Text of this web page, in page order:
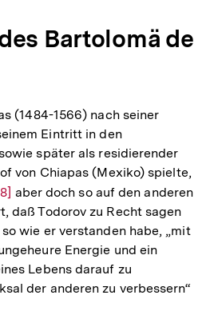
Fußnote
Bartolomä de
(1484-1566) nach seiner
Eintritt in den
später als residierender
von Chiapas (Mexiko) spielte,
aber doch so auf den anderen
daß Todorov zu Recht sagen
wie er verstanden habe, „mit
Energie und ein
Lebens darauf zu
der anderen zu verbessern“